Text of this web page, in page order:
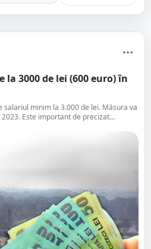
3000 de lei (600 euro) în
salariul minim la 3.000 de lei. Măsura va
Este important de precizat...